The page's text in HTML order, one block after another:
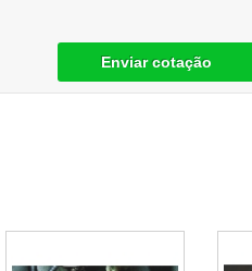
Enviar cotação